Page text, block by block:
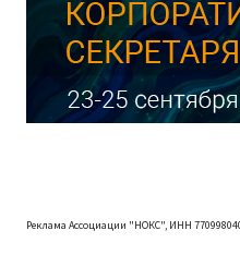
Реклама Ассоциации "НОКС", ИНН